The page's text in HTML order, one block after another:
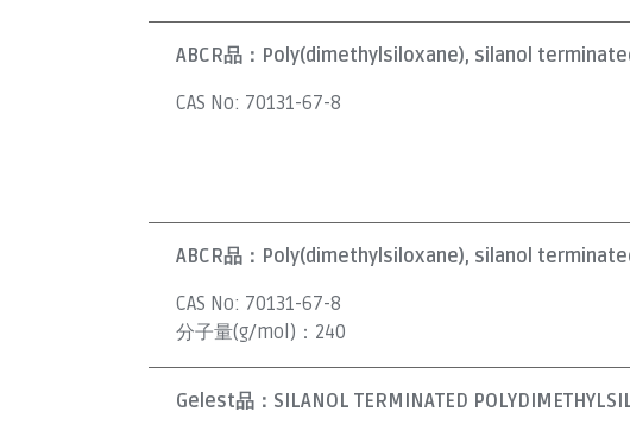
ABCR品： Poly(dimethylsiloxane), silanol
CAS No: 70131-67-8
ABCR品： Poly(dimethylsiloxane), silanol
CAS No: 70131-67-8
分子量(g/mol)： 240
Gelest品： SILANOL TERMINATED